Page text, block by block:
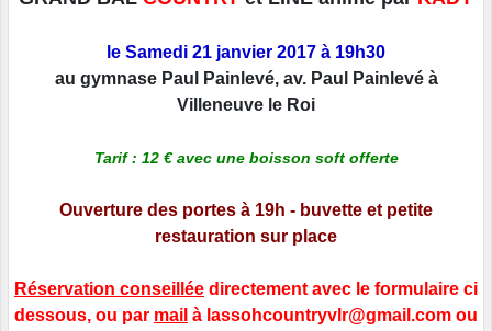
le Samedi 21 janvier 2017 à 19h30
au gymnase Paul Painlevé, av. Paul Painlevé à
Villeneuve le Roi
Tarif : 12 € avec une boisson soft offerte
Ouverture des portes à 19h - buvette et petite
restauration sur place
Réservation conseillée directement avec le formulaire ci
dessous, ou par mail à lassohcountryvlr@gmail.com ou